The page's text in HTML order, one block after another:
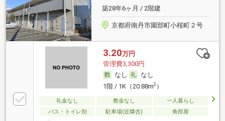
築28年6ヶ月 / 2階建
京都府南丹市園部町小桜町２号
3.20万円
管理費3,300円
なし
なし
1階 / 1K（20.88m2）
礼金なし 敷金なし
一人暮らし
バス・トイレ別
駐車場(近隣含) 角部屋